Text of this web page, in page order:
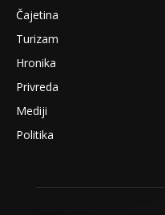
Čajetina
Turizam
Hronika
Privreda
Mediji
Politika